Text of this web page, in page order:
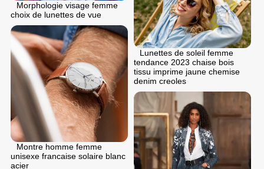
Morphologie visage femme
choix de lunettes de vue
Lunettes de soleil femme
tendance 2023 chaise bois
tissu imprime jaune chemise
denim creoles
Montre homme femme
unisexe francaise solaire blanc
acier